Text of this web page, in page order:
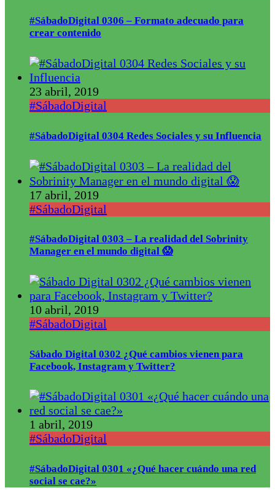
#SábadoDigital 0306 – Formato adecuado para
crear contenido
23 abril, 2019
#SábadoDigital
#SábadoDigital 0304 Redes Sociales y su Influencia
17 abril, 2019
#SábadoDigital
#SábadoDigital 0303 – La realidad del Sobrinity
Manager en el mundo digital 😱
10 abril, 2019
#SábadoDigital
Sábado Digital 0302 ¿Qué cambios vienen para
Facebook, Instagram y Twitter?
1 abril, 2019
#SábadoDigital
#SábadoDigital 0301 «¿Qué hacer cuándo una red
social se cae?»